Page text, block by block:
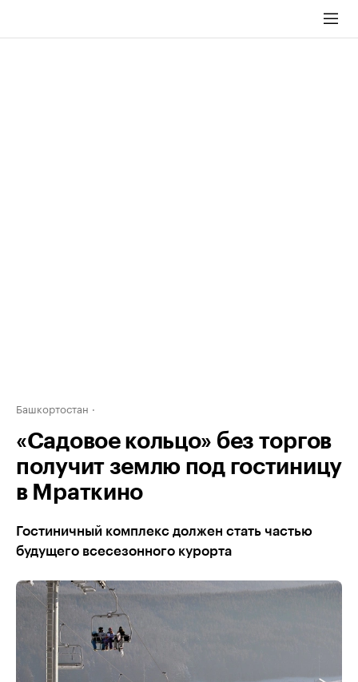
Башкортостан
«Садовое кольцо» без торгов
получит землю под гостиницу
в Мраткино
Гостиничный комплекс должен стать частью
будущего всесезонного курорта